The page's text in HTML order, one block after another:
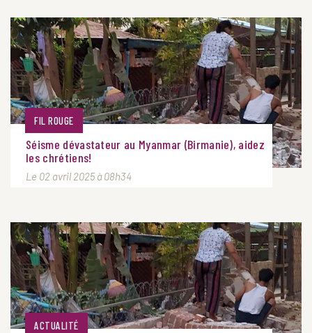
FIL ROUGE
Séisme dévastateur au Myanmar (Birmanie), aidez
les chrétiens!
Le 02 avril 2025 à 08h34
ACTUALITÉ